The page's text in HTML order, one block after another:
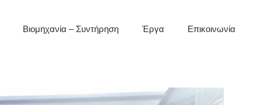
Βιομηχανία – Συντήρηση Έργα Επικοινωνία